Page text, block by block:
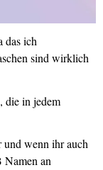
das ich
sind wirklich
, die in jedem
und wenn ihr auch
Namen an